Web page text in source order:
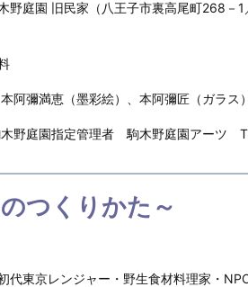
木野庭園 旧民家（八王子市裏高尾町268
阿彌満恵（墨彩絵）、本阿彌匠（ガラス）
木野庭園指定管理者 駒木野庭園アーツ
つくりかた～
代東京レンジャー・野生食材料理家・